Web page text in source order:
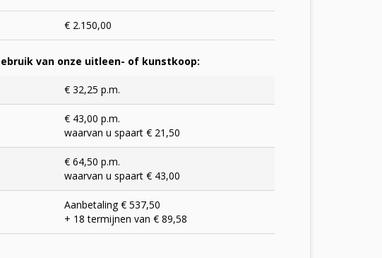
€ 2.150,00
van onze uitleen- of kunstkoop:
€ 32,25 p.m.
€ 43,00 p.m.
waarvan u spaart € 21,50
€ 64,50 p.m.
waarvan u spaart € 43,00
Aanbetaling € 537,50
+ 18 termijnen van € 89,58